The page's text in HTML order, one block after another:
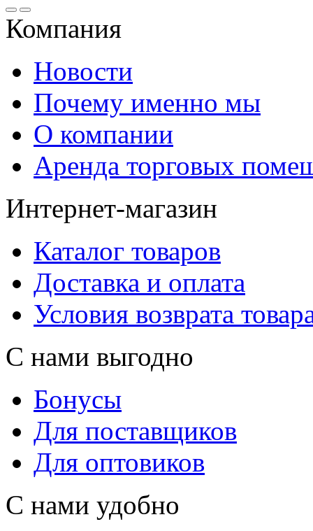
Компания
Новости
Почему именно мы
О компании
Аренда торговых
Интернет-магазин
Каталог товаров
Доставка и оплата
Условия возврата
С нами выгодно
Бонусы
Для поставщиков
Для оптовиков
С нами удобно